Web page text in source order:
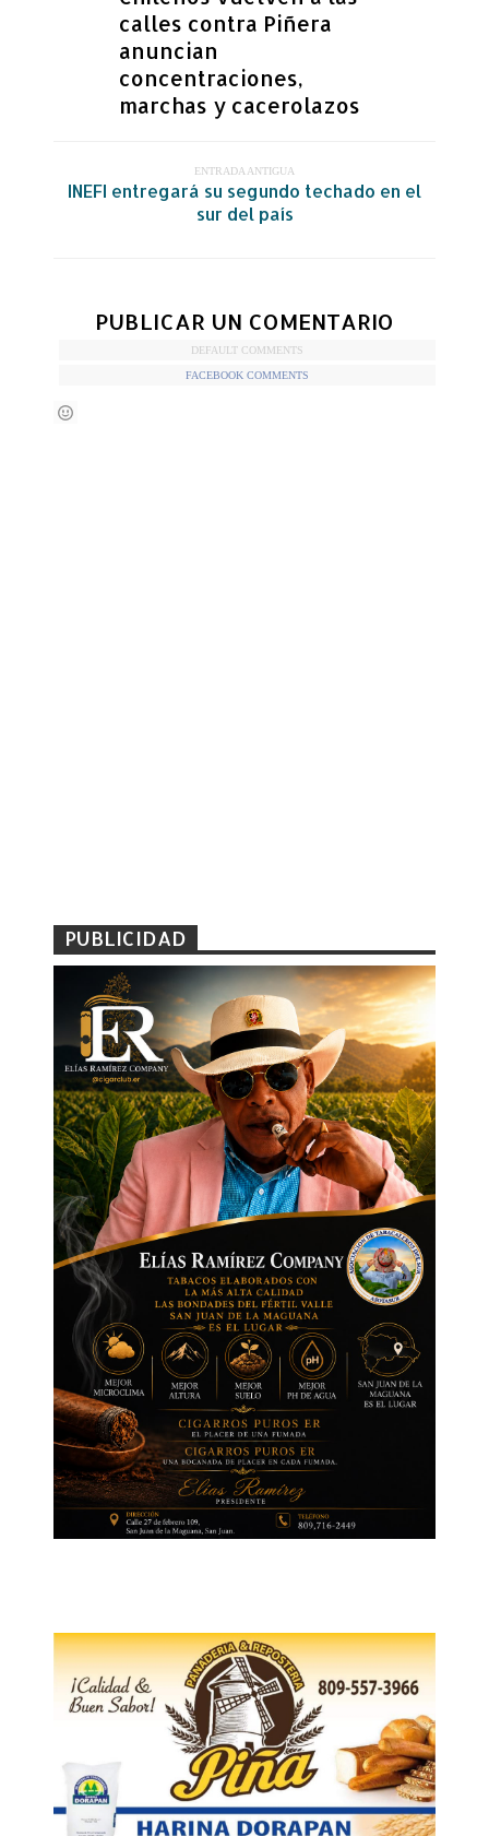
calles contra Piñera
anuncian
concentraciones,
marchas y cacerolazos
ENTRADA ANTIGUA
INEFI entregará su segundo techado en el
sur del país
PUBLICAR UN COMENTARIO
DEFAULT COMMENTS
FACEBOOK COMMENTS
PUBLICIDAD